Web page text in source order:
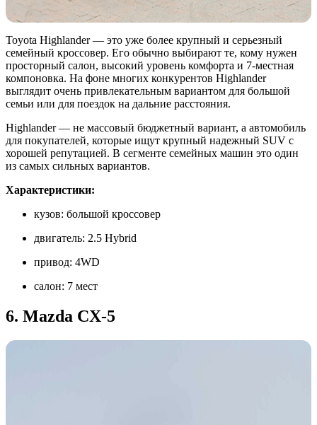
Toyota Highlander — это уже более крупный и серьезный
семейный кроссовер. Его обычно выбирают те, кому нужен
просторный салон, высокий уровень комфорта и 7-местная
компоновка. На фоне многих конкурентов Highlander
выглядит очень привлекательным вариантом для большой
семьи или для поездок на дальние расстояния.
Highlander — не массовый бюджетный вариант, а автомобиль
для покупателей, которые ищут крупный надежный SUV с
хорошей репутацией. В сегменте семейных машин это один
из самых сильных вариантов.
Характеристики:
кузов: большой кроссовер
двигатель: 2.5 Hybrid
привод: 4WD
салон: 7 мест
6. Mazda CX-5